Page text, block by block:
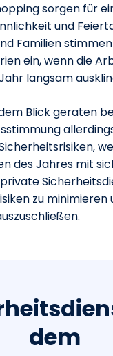
sorgen für
und
Familien
ein, wenn die
langsam
Blick geraten
des Jahres mit
zu minimieren
dem